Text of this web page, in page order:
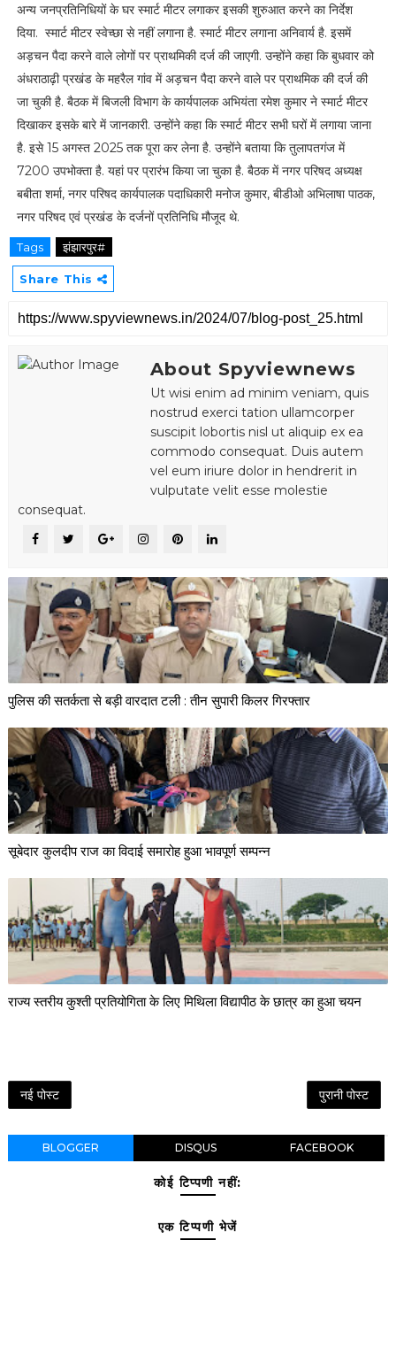
अन्य जनप्रतिनिधियों के घर स्मार्ट मीटर लगाकर इसकी शुरुआत करने का निर्देश
दिया. स्मार्ट मीटर स्वेच्छा से नहीं लगाना है. स्मार्ट मीटर लगाना अनिवार्य है. इसमें
अड़चन पैदा करने वाले लोगों पर प्राथमिकी दर्ज की जाएगी. उन्होंने कहा कि बुधवार को
अंधराठाढ़ी प्रखंड के महरैल गांव में अड़चन पैदा करने वाले पर प्राथमिक की दर्ज की
जा चुकी है. बैठक में बिजली विभाग के कार्यपालक अभियंता रमेश कुमार ने स्मार्ट मीटर
दिखाकर इसके बारे में जानकारी. उन्होंने कहा कि स्मार्ट मीटर सभी घरों में लगाया जाना
है. इसे 15 अगस्त 2025 तक पूरा कर लेना है. उन्होंने बताया कि तुलापतगंज में
7200 उपभोक्ता है. यहां पर प्रारंभ किया जा चुका है. बैठक में नगर परिषद अध्यक्ष
बबीता शर्मा, नगर परिषद कार्यपालक पदाधिकारी मनोज कुमार, बीडीओ अभिलाषा पाठक,
नगर परिषद एवं प्रखंड के दर्जनों प्रतिनिधि मौजूद थे.
Tags झंझारपुर#
Share This
About Spyviewnews
Ut wisi enim ad minim veniam, quis
nostrud exerci tation ullamcorper
suscipit lobortis nisl ut aliquip ex ea
commodo consequat. Duis autem
vel eum iriure dolor in hendrerit in
vulputate velit esse molestie
consequat.
पुलिस की सतर्कता से बड़ी वारदात टली : तीन सुपारी किलर गिरफ्तार
सूबेदार कुलदीप राज का विदाई समारोह हुआ भावपूर्ण सम्पन्न
राज्य स्तरीय कुश्ती प्रतियोगिता के लिए मिथिला विद्यापीठ के छात्र का हुआ चयन
नई पोस्ट पुरानी पोस्ट
BLOGGER DISQUS FACEBOOK
कोई टिप्पणी नहीं:
एक टिप्पणी भेजें